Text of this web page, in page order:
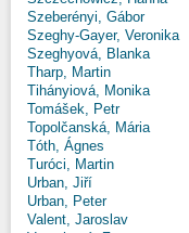
Szeberényi, Gábor
Szeghy-Gayer, Veronika
Szeghyová, Blanka
Tharp, Martin
Tihányiová, Monika
Tomášek, Petr
Topolčanská, Mária
Tóth, Ágnes
Turóci, Martin
Urban, Jiří
Urban, Peter
Valent, Jaroslav